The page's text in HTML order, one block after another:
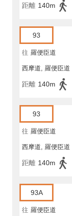
距離 140m
93
往 羅便臣道
西摩道, 羅便臣道
距離 140m
93
往 羅便臣道
西摩道, 羅便臣道
距離 140m
93A
往 羅便臣道